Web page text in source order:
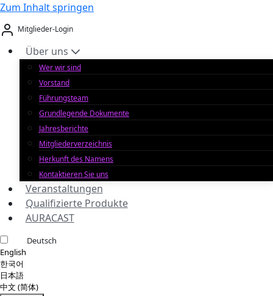
Zum Inhalt springen
Mitglieder-Login
Über uns
Wer wir sind
Vorstand
Führungsteam
Grundlegende Dokumente
Jahresberichte
Mitgliederverzeichnis
Herkunft des Namens
Kontaktieren Sie uns
Veranstaltungen
Qualifizierte Produkte
AURACAST
Deutsch
English
한국어
日本語
中文 (简体)